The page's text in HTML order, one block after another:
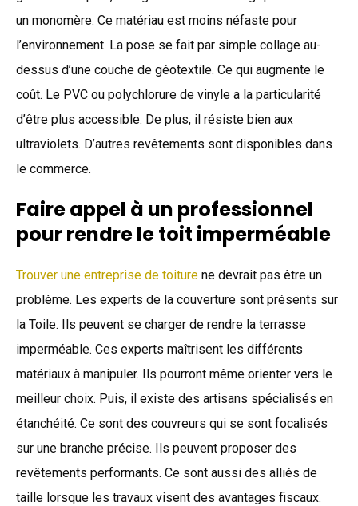
un monomère. Ce matériau est moins néfaste pour
l’environnement. La pose se fait par simple collage au-
dessus d’une couche de géotextile. Ce qui augmente le
coût. Le PVC ou polychlorure de vinyle a la particularité
d’être plus accessible. De plus, il résiste bien aux
ultraviolets. D’autres revêtements sont disponibles dans
le commerce.
Faire appel à un professionnel
pour rendre le toit imperméable
Trouver une entreprise de toiture ne devrait pas être un
problème. Les experts de la couverture sont présents sur
la Toile. Ils peuvent se charger de rendre la terrasse
imperméable. Ces experts maîtrisent les différents
matériaux à manipuler. Ils pourront même orienter vers le
meilleur choix. Puis, il existe des artisans spécialisés en
étanchéité. Ce sont des couvreurs qui se sont focalisés
sur une branche précise. Ils peuvent proposer des
revêtements performants. Ce sont aussi des alliés de
taille lorsque les travaux visent des avantages fiscaux.